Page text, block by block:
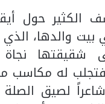
الكثير حول
بيت والدها،
شقيقتها
فتجلب له مكاسب
لصيق